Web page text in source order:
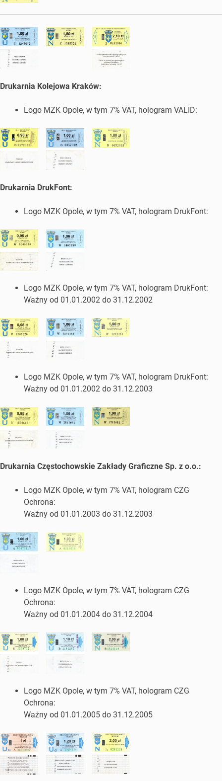
Drukarnia Kolejowa Kraków:
Logo MZK Opole, w tym 7% VAT, hologram VALID:
Drukarnia DrukFont:
Logo MZK Opole, w tym 7% VAT, hologram DrukFont:
Logo MZK Opole, w tym 7% VAT, hologram DrukFont:
Ważny od 01.01.2002 do 31.12.2002
Logo MZK Opole, w tym 7% VAT, hologram DrukFont:
Ważny od 01.01.2002 do 31.12.2003
Drukarnia Częstochowskie Zakłady Graficzne Sp. z o.o.:
Logo MZK Opole, w tym 7% VAT, hologram CZG
Ochrona:
Ważny od 01.01.2003 do 31.12.2003
Logo MZK Opole, w tym 7% VAT, hologram CZG
Ochrona:
Ważny od 01.01.2004 do 31.12.2004
Logo MZK Opole, w tym 7% VAT, hologram CZG
Ochrona:
Ważny od 01.01.2005 do 31.12.2005